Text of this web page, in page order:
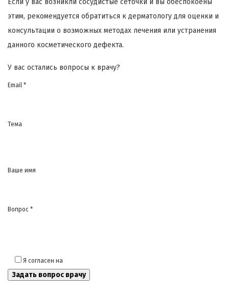
этим, рекомендуется обратиться к дерматологу для оценки и
консультации о возможных методах лечения или устранения
данного косметического дефекта.
У вас остались вопросы к врачу?
Email *
Тема
Ваше имя
Вопрос *
Я согласен на